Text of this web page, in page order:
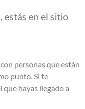
estás en el sitio
personas que están
punto. Si te
que hayas llegado a